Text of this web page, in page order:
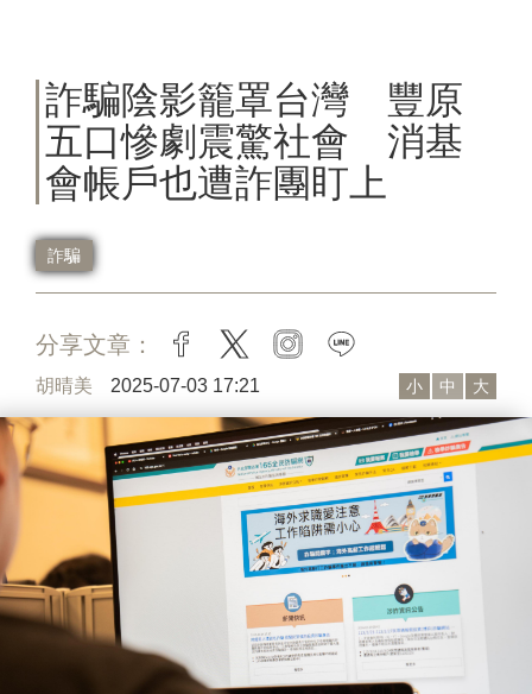
詐騙陰影籠罩台灣 豐原
五口慘劇震驚社會 消基
會帳戶也遭詐團盯上
詐騙
分享文章： facebook
twitter instagram
胡晴美 2025-07-03 17:21 小 中 大